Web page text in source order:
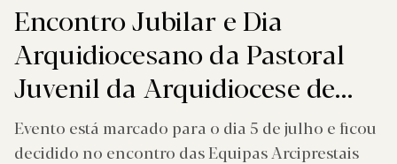
Encontro Jubilar e Dia
Arquidiocesano da Pastoral
Juvenil da Arquidiocese de
Braga
Evento está marcado para o dia 5 de julho e ficou
decidido no encontro das Equipas Arciprestais